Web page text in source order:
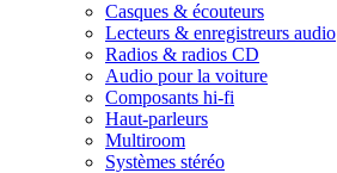
Casques & écouteurs
Lecteurs & enregistreurs audio
Radios & radios CD
Audio pour la voiture
Composants hi-fi
Haut-parleurs
Multiroom
Systèmes stéréo